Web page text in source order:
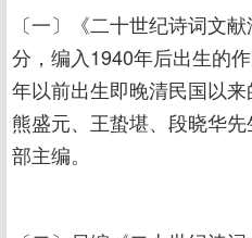
〔一〕《二十世纪诗词文
分，编入1940年后出生的
年以前出生即晚清民国以来
熊盛元、王蛰堪、段晓华
部主编。